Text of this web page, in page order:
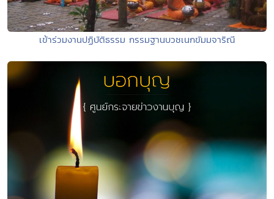
เข้าร่วมงานปฏิบัติธรรม กรรมฐานบวชเนกขัมมจาริณี